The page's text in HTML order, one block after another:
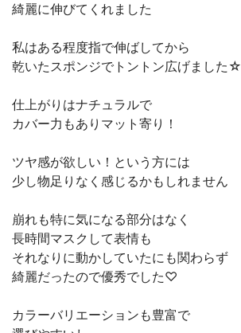
綺麗に伸びてくれました
私はある程度指で伸ばしてから
乾いたスポンジでトントン広げました☆
仕上がりはナチュラルで
カバー力もありマット寄り！
ツヤ感が欲しい！という方には
少し物足りなく感じるかもしれません
崩れも特に気になる部分はなく
長時間マスクして表情も
それなりに動かしていたにも関わらず
綺麗だったので優秀でした♡
カラーバリエーションも豊富で